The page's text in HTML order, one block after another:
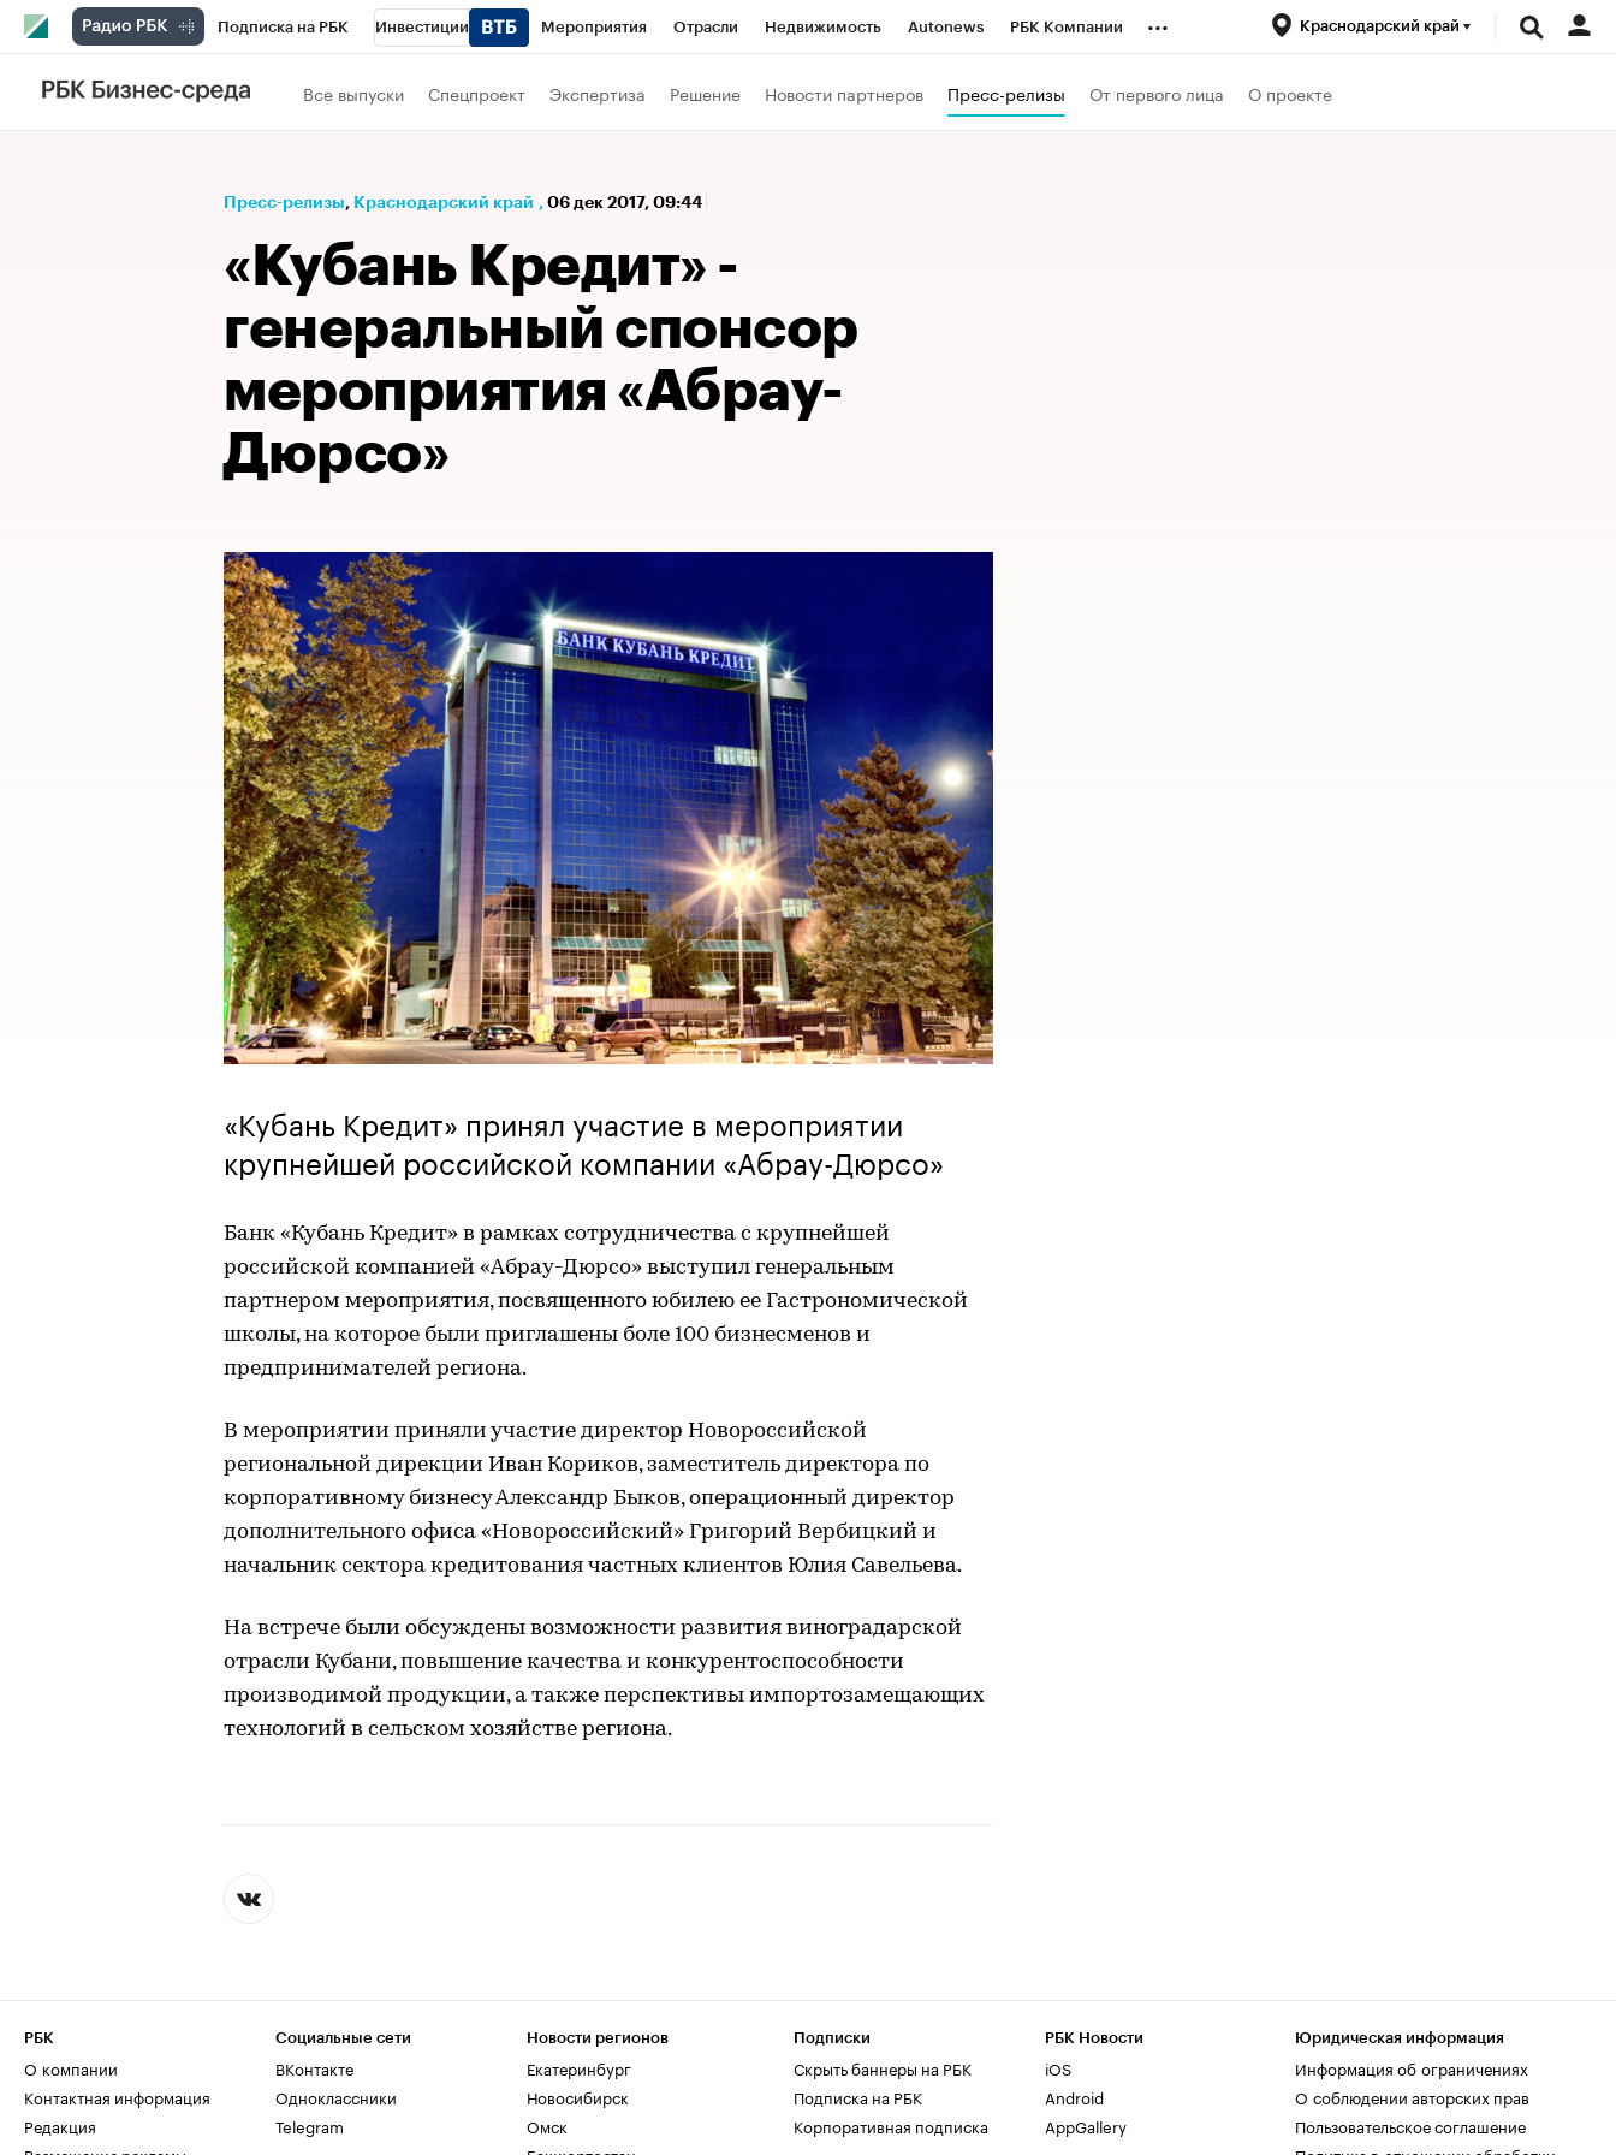
Подписка на РБК Инвестиции Мероприятия Отрасли Недвижимость Autonews РБК Компании
Телеканал
Спецпроекты Проверка контрагентов
Рынок наличной валюты
... Краснодарский край
Все выпуски Спецпроект Экспертиза Решение Новости партнеров Пресс-релизы От первого лица О проекте
Пресс-релизы⁠, Краснодарский край , 06 дек 2017, 09:44
«Кубань Кредит» -
генеральный спонсор
мероприятия «Абрау-
Дюрсо»
«Кубань Кредит» принял участие в мероприятии
крупнейшей российской компании «Абрау-Дюрсо»
Банк «Кубань Кредит» в рамках сотрудничества с крупнейшей
российской компанией «Абрау-Дюрсо» выступил генеральным
партнером мероприятия, посвященного юбилею ее Гастрономической
школы, на которое были приглашены боле 100 бизнесменов и
предпринимателей региона.
В мероприятии приняли участие директор Новороссийской
региональной дирекции Иван Кориков, заместитель директора по
корпоративному бизнесу Александр Быков, операционный директор
дополнительного офиса «Новороссийский» Григорий Вербицкий и
начальник сектора кредитования частных клиентов Юлия Савельева.
На встрече были обсуждены возможности развития виноградарской
отрасли Кубани, повышение качества и конкурентоспособности
производимой продукции, а также перспективы импортозамещающих
технологий в сельском хозяйстве региона.
РБК
О компании
Контактная информация
Редакция
Социальные сети
ВКонтакте
Одноклассники
Telegram
Новости регионов
Екатеринбург
Новосибирск
Омск
Подписки
Скрыть баннеры на РБК
Подписка на РБК
Корпоративная подписка
РБК Новости
iOS
Android
AppGallery
Юридическая информация
Информация об ограничениях
О соблюдении авторских прав
Пользовательское соглашение